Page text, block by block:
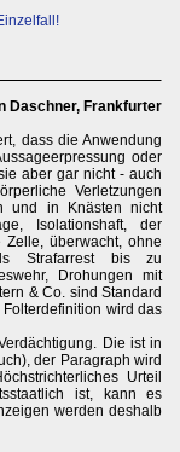
Daschner, Frankfurter
dass die Anwendung
oder
aber gar nicht - auch
Verletzungen
und in Knästen nicht
Isolationshaft, der
überwacht, ohne
Strafarrest bis zu
Drohungen mit
& Co. sind Standard
wird das
Die ist in
der Paragraph wird
Urteil
ist, kann es
werden deshalb